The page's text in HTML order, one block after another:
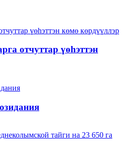
отчуттар үөһэттэн